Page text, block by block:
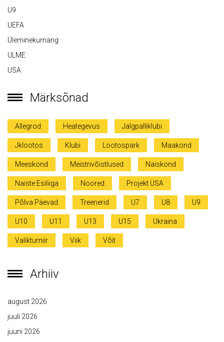
U9
UEFA
Üleminekumäng
ULME
USA
Märksõnad
Allegrod Heategevus Jalgpalliklubi
Jklootos Klubi Lootospark Maakond
Meeskond Meistrivõistlused Naiskond
Naiste Esiliiga Noored Projekt USA
Põlva Päevad Treenerid U7 U8 U9
U10 U11 U13 U15 Ukraina
Valikturniir Viik Võit
Arhiiv
august 2026
juuli 2026
juuni 2026